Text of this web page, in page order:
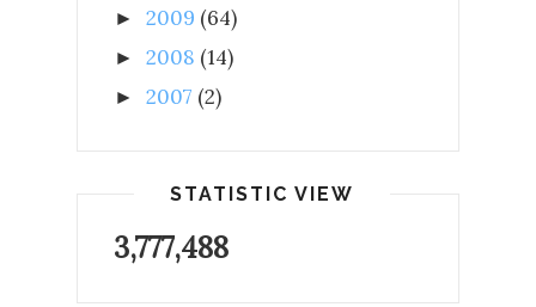
► 2009 (64)
► 2008 (14)
► 2007 (2)
STATISTIC VIEW
3,777,488